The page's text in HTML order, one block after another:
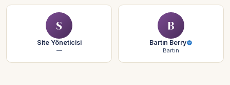
S
Site Yöneticisi
—
B
Bartın Berry
Bartın